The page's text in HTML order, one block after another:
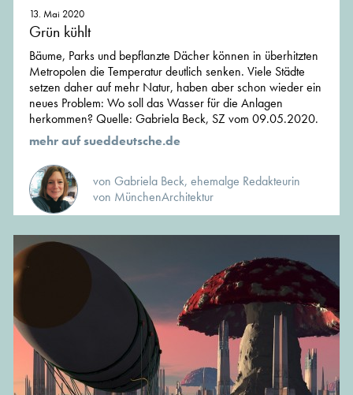
13. Mai 2020
Grün kühlt
Bäume, Parks und bepflanzte Dächer können in überhitzten
Metropolen die Temperatur deutlich senken. Viele Städte
setzen daher auf mehr Natur, haben aber schon wieder ein
neues Problem: Wo soll das Wasser für die Anlagen
herkommen? Quelle: Gabriela Beck, SZ vom 09.05.2020.
mehr auf sueddeutsche.de
von Gabriela Beck, ehemalge Redakteurin
von MünchenArchitektur